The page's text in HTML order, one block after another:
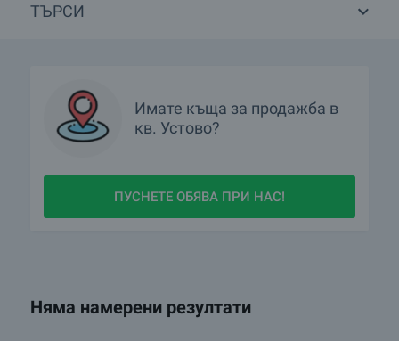
ТЪРСИ
Имате къща за продажба в
кв. Устово?
ПУСНЕТЕ ОБЯВА ПРИ НАС!
Няма намерени резултати